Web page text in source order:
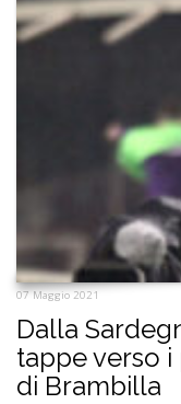
07 Maggio 2021
Dalla
tappe verso
di Brambilla